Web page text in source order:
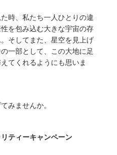
時、私たち一人ひとりの違
を包み込む大きな宇宙の存
そしてまた、星空を見上げ
一部として、この大地に足
てくれるようにも思いま
みませんか。
ティーキャンペーン